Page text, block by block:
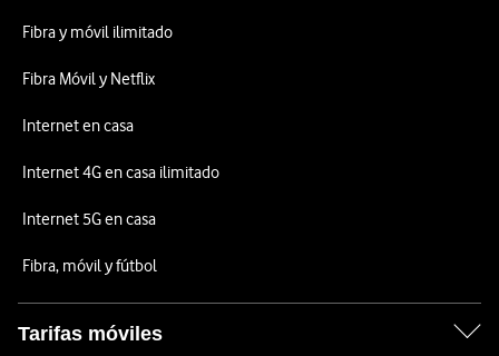
Fibra y móvil ilimitado
Fibra Móvil y Netflix
Internet en casa
Internet 4G en casa ilimitado
Internet 5G en casa
Fibra, móvil y fútbol
Tarifas móviles